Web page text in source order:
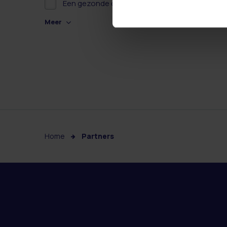
Een gezonde dag
Meer
Home Partners